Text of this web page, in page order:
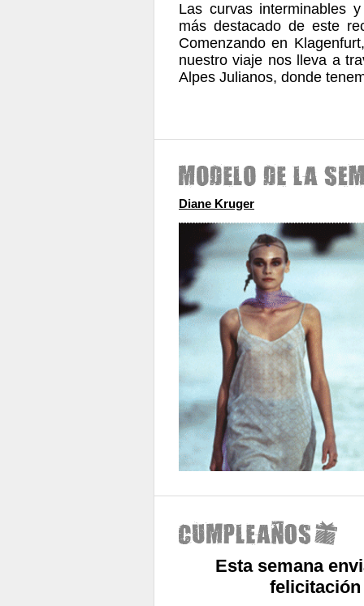
Las curvas interminables
más destacado de este
Comenzando en
nuestro viaje nos lleva a
Alpes Julianos, donde
Diane Kruger
Esta semana